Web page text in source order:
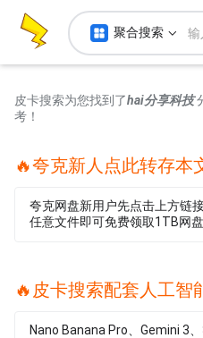
聚合搜索
皮卡搜索为您找到了hai分享科技
考！
夸克网盘新用户先点击上方链
任意文件即可免费领取1TB网
Nano Banana Pro、Gemini 3